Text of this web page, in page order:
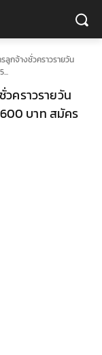
ลูกจ้างชั่วคราวรายวัน
คราวรายวัน
บาท สมัคร